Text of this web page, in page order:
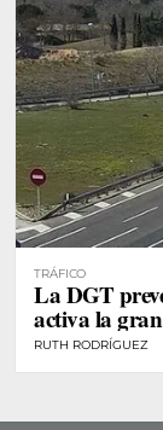
TRÁFICO
La DGT
activa la
RUTH RODRÍGUEZ